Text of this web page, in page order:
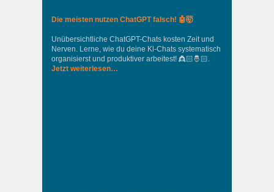
Die meisten nutzen ChatGPT falsch! 🤖🤯
Unübersichtliche ChatGPT-Chats kosten Zeit und
Nerven. Lerne, wie du deine Kl-Chats systematisch
organisierst und produktiver arbeitest! 👸🏻🤴🏻.
Jetzt weiterlesen…